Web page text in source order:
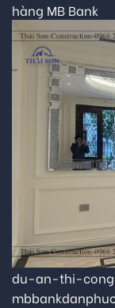
hàng MB Bank
du-an-thi-